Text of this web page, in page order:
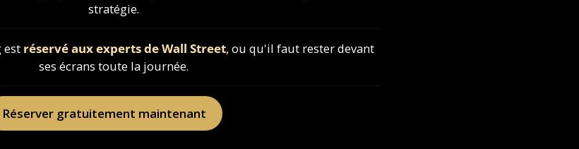
stratégie.
est réservé aux experts de Wall Street, ou qu'il faut rester devant
ses écrans toute la journée.
Réserver gratuitement maintenant